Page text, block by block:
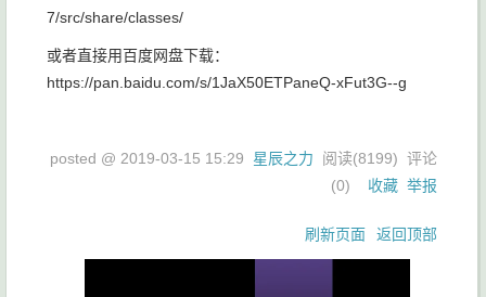
7/src/share/classes/
或者直接用百度网盘下载：
https://pan.baidu.com/s/1JaX50ETPaneQ-xFut3G--g
posted @ 2019-03-15 15:29 星辰之力 阅读(8199) 评论
(0) 收藏 举报
刷新页面 返回顶部